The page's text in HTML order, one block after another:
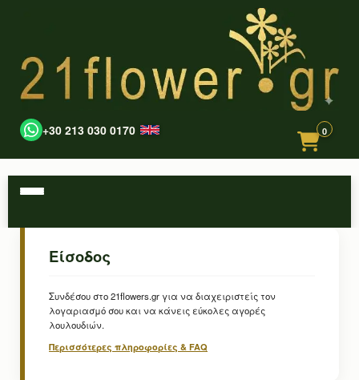
+30 213 030 0170 0
Είσοδος
Συνδέσου στο 21flowers.gr για να διαχειριστείς τον
λογαριασμό σου και να κάνεις εύκολες αγορές
λουλουδιών.
Περισσότερες πληροφορίες & FAQ